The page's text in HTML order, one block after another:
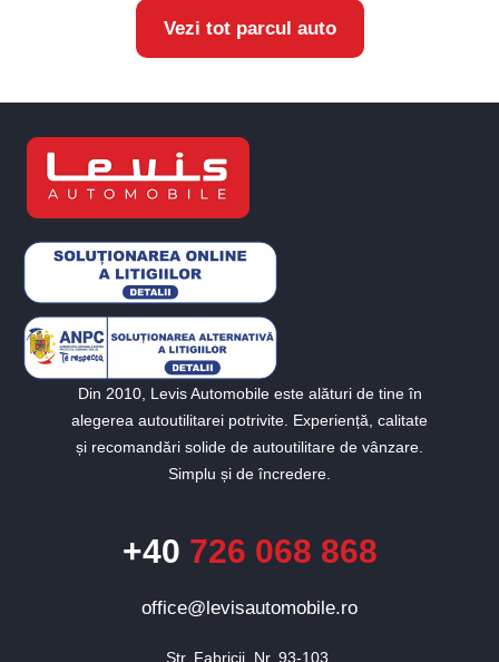
Vezi tot parcul auto
Din 2010, Levis Automobile este alături de tine în
alegerea autoutilitarei potrivite. Experiență, calitate
și recomandări solide de autoutilitare de vânzare.
Simplu și de încredere.
+40 726 068 868
office@levisautomobile.ro
Str. Fabricii, Nr. 93-103,